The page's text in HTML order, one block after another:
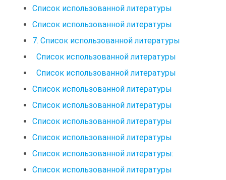
Список использованной литературы
Список использованной литературы
7. Список использованной литературы
Список использованной литературы
Список использованной литературы
Список использованной литературы
Список использованной литературы
Список использованной литературы
Список использованной литературы
Список использованной литературы:
Список использованной литературы